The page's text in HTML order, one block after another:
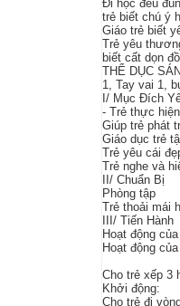
Đi học đều
trẻ biết chú ý
Giáo trẻ biết
Trẻ yêu
biết cất dọn
THỂ DỤC
1, Tay vai 1,
I/ Mục Đích
- Trẻ thực
Giúp trẻ phát
Giáo dục trẻ
Trẻ yêu cái
Trẻ nghe và
II/ Chuẩn Bị
Phòng tập
Trẻ thoải mái
III/ Tiến Hành
Hoạt động
Hoạt động
Cho trẻ xếp 3
Khởi động:
Cho trẻ đi